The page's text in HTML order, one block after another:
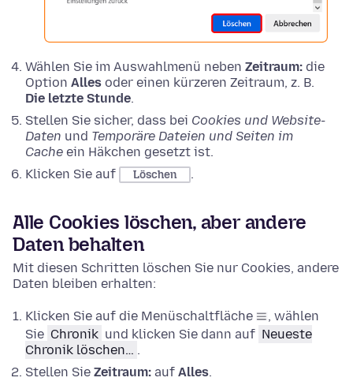
Wählen Sie im Auswahlmenü neben Zeitraum: die
Option Alles oder einen kürzeren Zeitraum, z. B.
Die letzte Stunde.
Stellen Sie sicher, dass bei Cookies und Website-
Daten und Temporäre Dateien und Seiten im
Cache ein Häkchen gesetzt ist.
Klicken Sie auf
Löschen .
Alle Cookies löschen, aber andere
Daten behalten
Mit diesen Schritten löschen Sie nur Cookies, andere
Daten bleiben erhalten:
Klicken Sie auf die Menüschaltfläche
, wählen
Sie Chronik und klicken Sie dann auf Neueste
Chronik löschen… .
Stellen Sie Zeitraum: auf Alles.